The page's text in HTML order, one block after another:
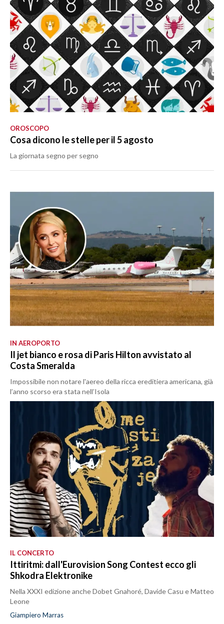
OROSCOPO
Cosa dicono le stelle per il 5 agosto
La giornata segno per segno
IN AEROPORTO
Il jet bianco e rosa di Paris Hilton avvistato al
Costa Smeralda
Impossibile non notare l'aereo della ricca ereditiera americana, già
l’anno scorso era stata nell’Isola
IL CONCERTO
Ittiritmi: dall'Eurovision Song Contest ecco gli
Shkodra Elektronike
Nella XXXI edizione anche Dobet Gnahoré, Davide Casu e Matteo
Leone
Giampiero Marras